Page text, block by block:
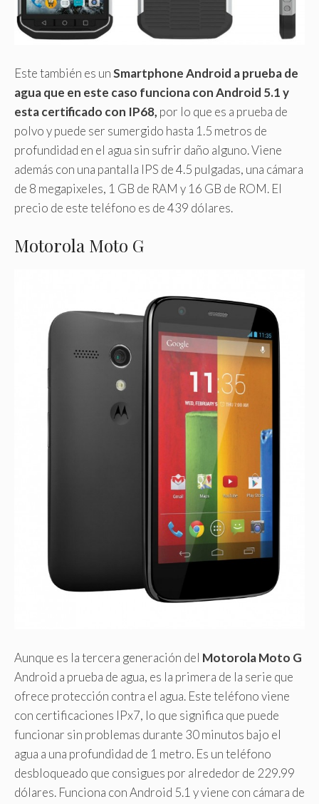
Este también es unSmartphone Android a prueba de
agua que en este caso funciona con Android 5.1 y
esta certificado con IP68, por lo que es a prueba de
polvo y puede ser sumergido hasta 1.5 metros de
profundidad en el agua sin sufrir daño alguno. Viene
además con una pantalla IPS de 4.5 pulgadas, una cámara
de 8 megapixeles, 1 GB de RAM y 16 GB de ROM. El
precio de este teléfono es de 439 dólares.
Motorola Moto G
Aunque es la tercera generación del Motorola Moto G
Android a prueba de agua, es la primera de la serie que
ofrece protección contra el agua. Este teléfono viene
con certificaciones IPx7, lo que significa que puede
funcionar sin problemas durante 30 minutos bajo el
agua a una profundidad de 1 metro. Es un teléfono
desbloqueado que consigues por alrededor de 229.99
dólares. Funciona con Android 5.1 y viene con cámara de